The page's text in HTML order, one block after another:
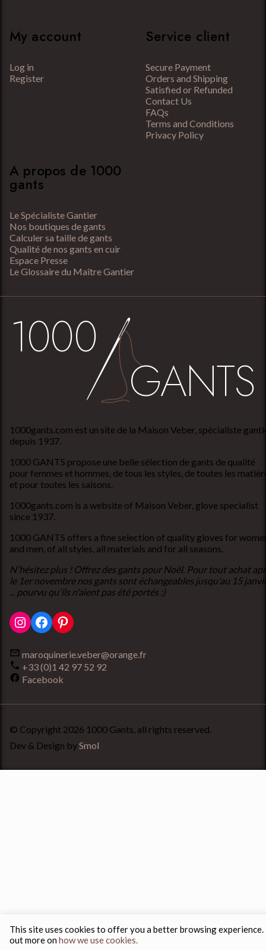
My account
Log in
Register
Service client
Secure Payment
Orders and Shipping
Satisfied or Refunded
Contact Us
FAQs
Terms and Conditions
Privacy Policy
A propos de 1000
gants
Le Spécialiste Gantier
Nos boutiques de gants
Calculer sa taille de gants
Qualité de nos gants en cuir
Espace Presse
Le Glossaire du Maître Gantier
1000gants.com est un site de la Maison Veber, spécialiste
depuis 1937.
1000 GANTS propose une belle sélection de gants de qualité
pour femmes et hommes, de tous les styles, de toutes les
et pour toutes les saisons.
1000gants.com is a website of Maison Veber, glove specialist
since 1937.
1000 GANTS offers a fine selection of quality gloves for
and men, of all styles, all materials and for all seasons.
N'hésitez plus ! Offrez des gants pour Noël. Pour tout achat
le 1er novembre nos gants sont échangeables jusqu'au 15
... pourvu qu'ils n'aient pas été portés :)
Instagram
Facebook
Pinterest
maroquinerie.veber@orange.fr
+33 (0)1 42 97 52 92
Facebook
© Copyright 2026 1000 Gants, all rights reserved.
Dev & Design bySmol
This site uses cookies to offer you a better browsing experience.
out more onhow we use cookies.